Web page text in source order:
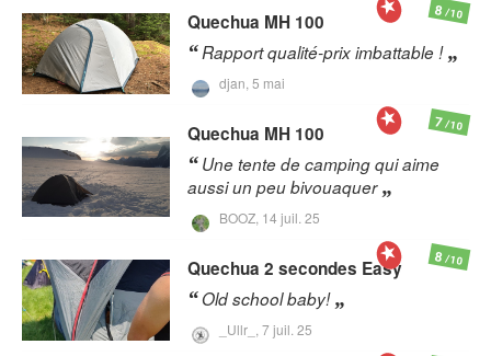
Quechua MH 100
Rapport qualité-prix imbattable !
djan, 5 mai
8/10
Quechua MH 100
Une tente de camping qui aime
aussi un peu bivouaquer
BOOZ, 14 juil. 25
7/10
Quechua 2 secondes Easy
Old school baby!
_Ullr_, 7 juil. 25
8/10